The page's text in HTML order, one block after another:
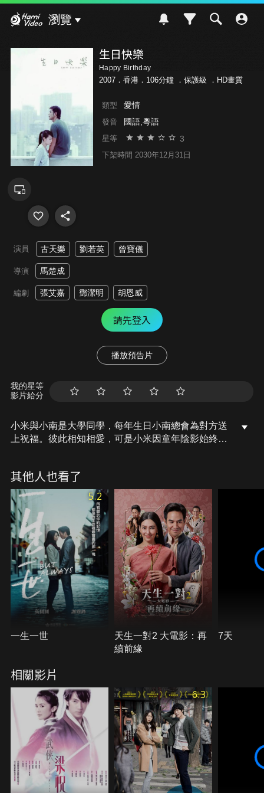
瀏覽
生日快樂
Happy Birthday
2007．香港．106分鐘 ． 保護級 ．HD畫質
類型 愛情
發音 國語,粵語
星等 3
下架時間 2030年12月31日
演員 古天樂 劉若英 曾寶儀
導演 馬楚成
編劇 張艾嘉 鄧潔明 胡恩威
請先登入
播放預告片
我的星等
影片給分
小米與小南是大學同學，每年生日小南總會為對方送
上祝福。彼此相知相愛，可是小米因童年陰影始終無
米自己將要踏上婚姻道路，小米傷心欲絕，此刻才驚
醒要剖白心聲，怎知一切已經無法回頭…
其他人也看了
5.2
一生一世
天生一對2 大電影：再
續前緣
7天
相關影片
6.3